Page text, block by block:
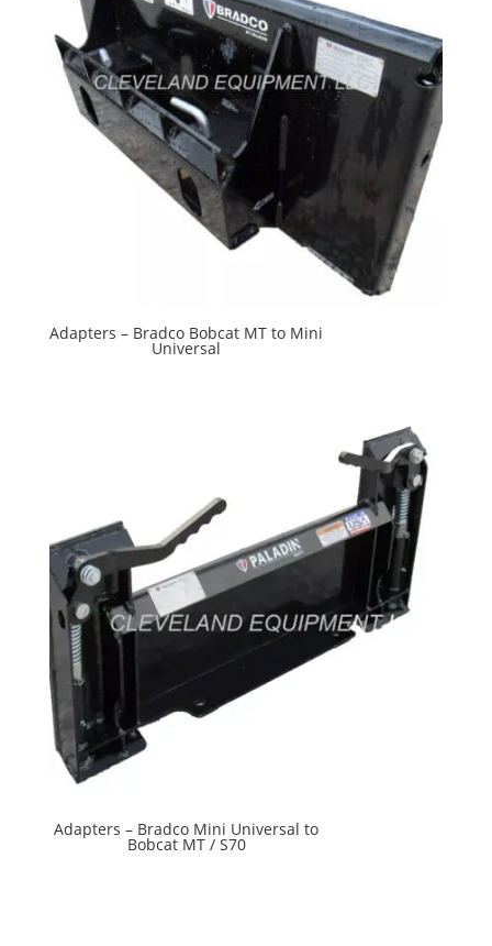
Adapters – Bradco Bobcat MT to Mini
Universal
Adapters – Bradco Mini Universal to
Bobcat MT / S70